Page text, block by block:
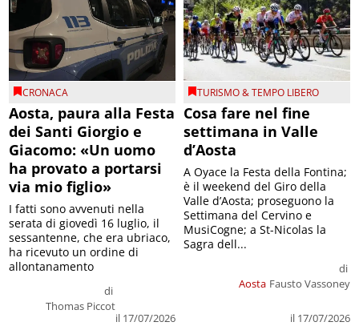
CRONACA
Aosta, paura alla Festa
dei Santi Giorgio e
Giacomo: «Un uomo
ha provato a portarsi
via mio figlio»
di
Thomas Piccot
il 17/07/2026
I fatti sono avvenuti nella
serata di giovedì 16 luglio, il
sessantenne, che era ubriaco,
ha ricevuto un ordine di
allontanamento
TURISMO & TEMPO LIBERO
Cosa fare nel fine
settimana in Valle
d’Aosta
Aosta
di
Fausto Vassoney
il 17/07/2026
A Oyace la Festa della Fontina;
è il weekend del Giro della
Valle d’Aosta; proseguono la
Settimana del Cervino e
MusiCogne; a St-Nicolas la
Sagra dell...